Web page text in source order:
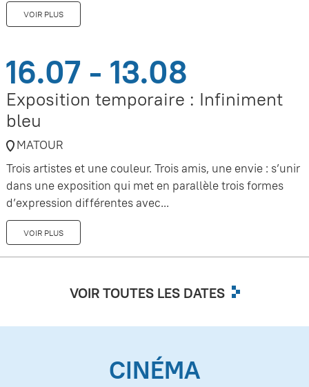
VOIR PLUS
16.07 - 13.08
Exposition temporaire : Infiniment
bleu
MATOUR
Trois artistes et une couleur. Trois amis, une envie : s’unir
dans une exposition qui met en parallèle trois formes
d’expression différentes avec...
VOIR PLUS
VOIR TOUTES LES DATES
CINÉMA